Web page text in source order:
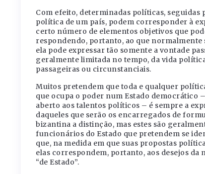
Com efeito, determinadas políticas,
política de um país, podem corresponder à
certo número de elementos objetivos que
respondendo, portanto, ao que
ela pode expressar tão somente a vontade
geralmente limitada no tempo, da vida
passageiras ou circunstanciais.
Muitos pretendem que toda e qualquer
que ocupa o poder num Estado democrático
aberto aos talentos políticos – é sempre a
daqueles que serão os encarregados de
bizantina a distinção, mas estes são
funcionários do Estado que pretendem se
que, na medida em que suas propostas
elas correspondem, portanto, aos desejos da
“de Estado”.